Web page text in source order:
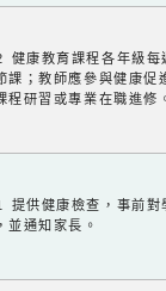
健康教育課程各年級每
課；教師應參與健康促
程研習或專業在職進修
提供健康檢查，事前對
並通知家長。